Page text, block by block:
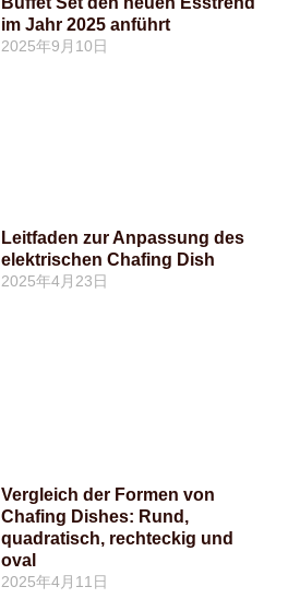
im Jahr 2025 anführt
2025年9月10日
Leitfaden zur Anpassung des
elektrischen Chafing Dish
2025年4月23日
Vergleich der Formen von
Chafing Dishes: Rund,
quadratisch, rechteckig und
oval
2025年4月11日